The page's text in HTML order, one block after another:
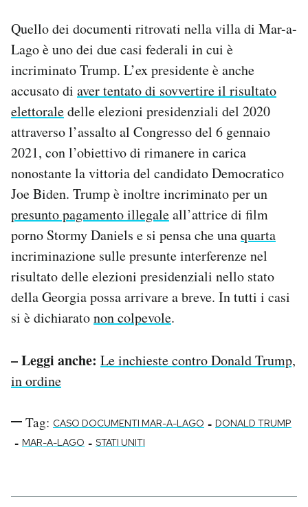
Quello dei documenti ritrovati nella villa di Mar-a-
Lago è uno dei due casi federali in cui è
incriminato Trump. L’ex presidente è anche
accusato di aver tentato di sovvertire il risultato
elettoraledelle elezioni presidenziali del 2020
attraverso l’assalto al Congresso del 6 gennaio
2021, con l’obiettivo di rimanere in carica
nonostante la vittoria del candidato Democratico
Joe Biden. Trump è inoltre incriminato per un
presunto pagamento illegaleall’attrice di film
porno Stormy Daniels e si pensa che unaquarta
incriminazione sulle presunte interferenze nel
risultato delle elezioni presidenziali nello stato
della Georgia possa arrivare a breve. In tutti i casi
si è dichiaratonon colpevole.
– Leggi anche: Le inchieste contro Donald Trump,
in ordine
Tag: CASO DOCUMENTI MAR-A-LAGO - DONALD TRUMP
- MAR-A-LAGO - STATI UNITI